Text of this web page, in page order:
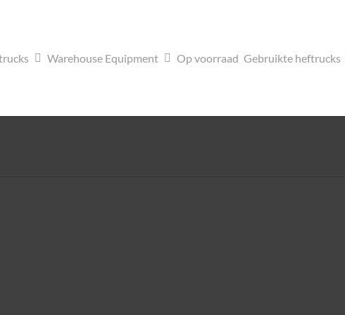
Warehouse Equipment Op voorraad Gebruikte heftrucks